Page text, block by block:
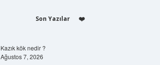
Son Yazılar
Kazık kök nedir ?
Ağustos 7, 2026